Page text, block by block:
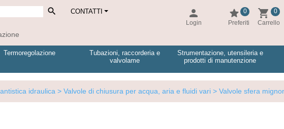
person
Login
star
0
Preferiti
shopping_cart
0
Carrello
CONTATTI
search
Termoregolazione
Tubazioni, raccorderia e
valvolame
Strumentazione, utensileria e
prodotti di manutenzione
idraulica > Valvole di chiusura per acqua, aria e fluidi vari > Valvole sfera